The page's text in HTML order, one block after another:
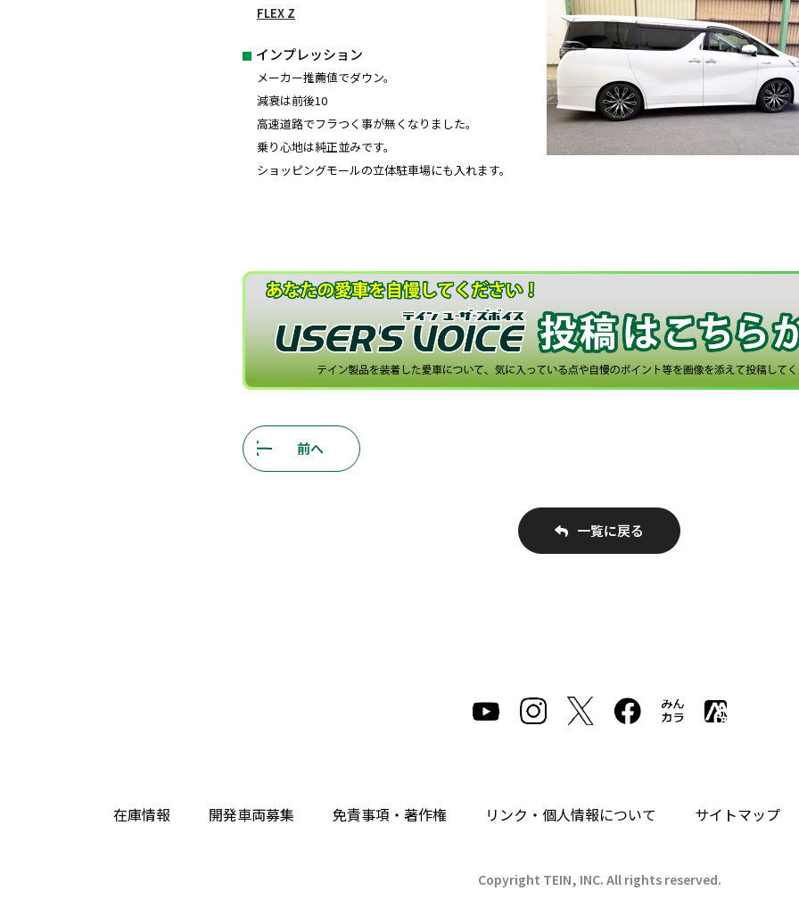
FLEX Z
インプレッション
メーカー推薦値でダウン。
減衰は前後10
高速道路でフラつく事が無くなりました。
乗り心地は純正並みです。
ショッピングモールの立体駐車場にも入れます。
前へ
一覧に戻る
在庫情報 開発車両募集 免責事項・著作権 リンク・個人情報について サイトマップ
Copyright TEIN, INC. All rights reserved.